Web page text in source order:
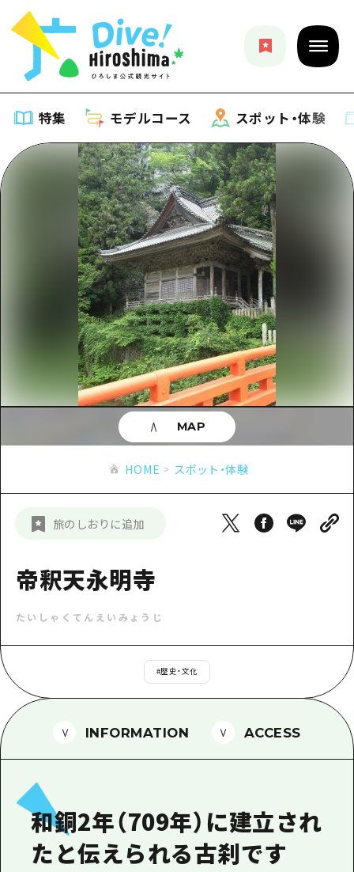
特集 モデルコース スポット・体験
特集
特集一覧
おすすめ
アート
イベント・祭り
グルメ・酒
サイクリング
ショッピング
スポーツ
ナイトライフ
定番
モデルコース
モデルコース一覧
Dive! Hiroshima 公式ガイド
広島もしもトラベル
あたらしい非日常
広島市周辺
安芸
備北
芸北
山口県東部
弾丸
日帰り
2泊3日
スポット・体験
スポット・体験一覧
広島市周辺
安芸
備後
備北
芸北
山口県東部
愛媛県
島根県
イベント
旬情報
お役立ち情報
お役立ち情報一覧
アクセス
お得な周遊チケット
HIROSHIMA FREE Wi-Fi
観光案内所
広島県を訪れる外国人旅行者向け情報一
ボランティアガイド
ガイドブック
広島県の魅力を動画でご紹介！
新着情報
事業者・学校関係者の皆さま
HOME スポット・体験
旅のしおりに追加
帝釈天永明寺
たいしゃくてんえいみょうじ
#歴史・文化
MAP
INFORMATION ACCESS
和銅2年（709年）に建立され
たと伝えられる古刹です